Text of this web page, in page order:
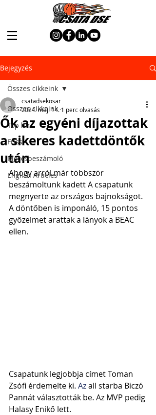
Bejegyzés
Összes cikkeink
Top hír
Friss
Meccsbeszámoló
English Articles
Összes cikkeink
Ők az egyéni díjazottak
a sikeres kadettdöntők
után
csatadsekosar
2024. máj. 14. 1 perc olvasás
Ahogy arról már többször
beszámoltunk kadett A csapatunk
megnyerte az országos bajnokságot.
A döntőben is imponáló, 15 pontos
győzelmet arattak a lányok a BEAC
ellen.
Csapatunk legjobbja címet Toman
Zsófi érdemelte ki. Az all starba Biczó
Pannát választották be. Az MVP pedig
Halasy Enikő lett.